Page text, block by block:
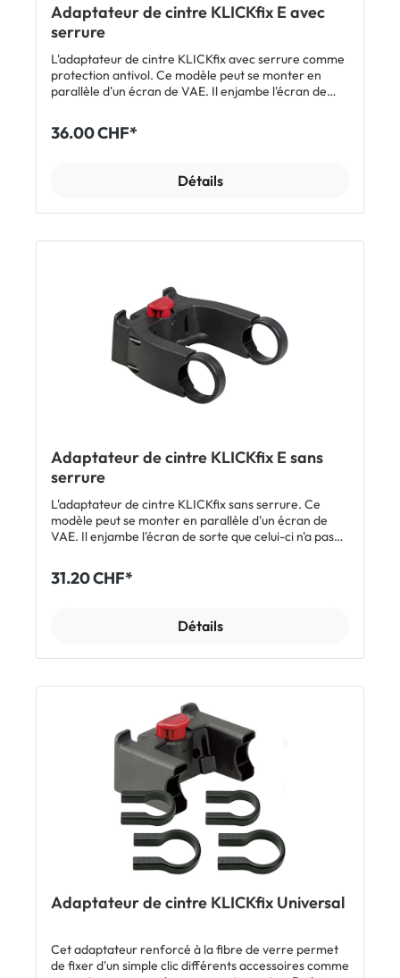
Adaptateur de cintre KLICKfix E avec
serrure
L'adaptateur de cintre KLICKfix avec serrure comme
protection antivol. Ce modèle peut se monter en
parallèle d'un écran de VAE. Il enjambe l'écran de
Charge maxi 7 kg. Inclus: 1 x adaptateur de cintre
KLICKfix E avec serrure
36.00 CHF*
Détails
Adaptateur de cintre KLICKfix E sans
serrure
L'adaptateur de cintre KLICKfix sans serrure. Ce
modèle peut se monter en parallèle d'un écran de
VAE. Il enjambe l'écran de sorte que celui-ci n'a pas
x adaptateur de cintre KLICKfix E sans serrure
31.20 CHF*
Détails
Adaptateur de cintre KLICKfix Universal
Cet adaptateur renforcé à la fibre de verre permet
de fixer d'un simple clic différents accessoires comme